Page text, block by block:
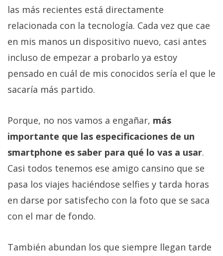
las más recientes está directamente
relacionada con la tecnología. Cada vez que cae
en mis manos un dispositivo nuevo, casi antes
incluso de empezar a probarlo ya estoy
pensado en cuál de mis conocidos sería el que le
sacaría más partido.
Porque, no nos vamos a engañar, más
importante que las especificaciones de un
smartphone es saber para qué lo vas a usar.
Casi todos tenemos ese amigo cansino que se
pasa los viajes haciéndose selfies y tarda horas
en darse por satisfecho con la foto que se saca
con el mar de fondo.
También abundan los que siempre llegan tarde